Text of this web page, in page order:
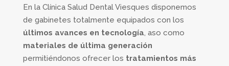
En la Clínica Salud Dental Viesques disponemos
de gabinetes totalmente equipados con los
últimos avances en tecnología, aso como
materiales de última generación
permitiéndonos ofrecer los tratamientos más